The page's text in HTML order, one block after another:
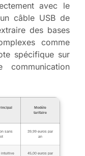
avec le
câble USB de
des bases
comme
spécifique sur
Modèle
tarifaire
sans
39,99 euros par
an
intuitive
45,00 euros par